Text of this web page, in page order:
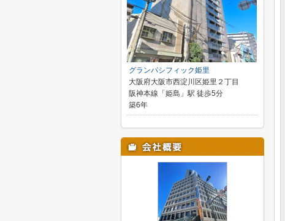
グランパシフィック姫里
大阪府大阪市西淀川区姫里２丁目
阪神本線「姫島」駅 徒歩5分
築6年